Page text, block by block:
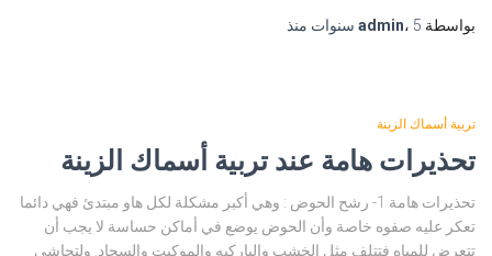
بواسطة
admin، 5 سنوات منذ
تربية أسماك الزينة
تحذيرات هامة عند تربية أسماك الزينة
تحذيرات هامة 1- رشح الحوض : وهي أكبر مشكلة لكل هاو مبتدئ فهي دائما
تعكر عليه صفوه خاصة وأن الحوض يوضع في أماكن حساسة لا يجب أن
تتعرض للمياه فتتلف مثل الخشب والباركيه والموكيت والسجاد. ولتحاشي